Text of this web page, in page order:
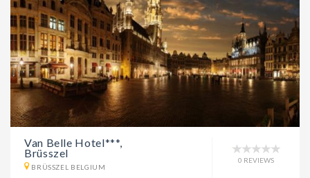
Van Belle Hotel***,
Brüsszel
BRÜSSZEL BELGIUM
0 REVIEWS